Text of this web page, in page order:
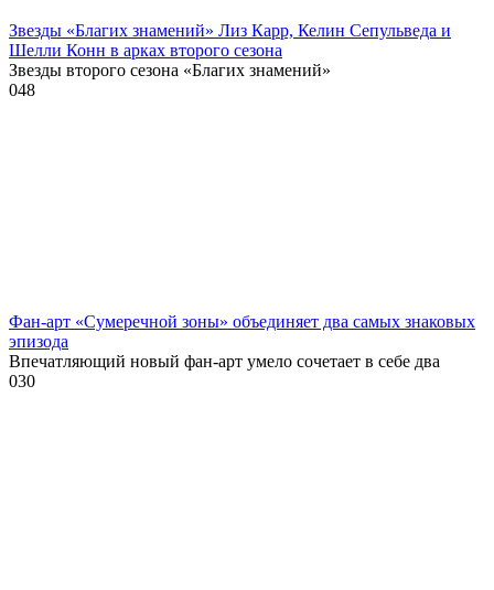
Звезды «Благих знамений» Лиз Карр, Келин Сепульведа и
Шелли Конн в арках второго сезона
Звезды второго сезона «Благих знамений»
048
Фан-арт «Сумеречной зоны» объединяет два самых знаковых
эпизода
Впечатляющий новый фан-арт умело сочетает в себе два
030